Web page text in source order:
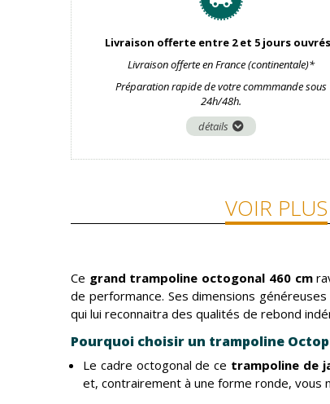
Livraison offerte entre 2 et 5 jours
Livraison offerte en France (continentale)*
Préparation rapide de votre commmande sous
24h/48h.
détails
VOIR PLUS
Ce grand trampoline octogonal 460 cm
de performance. Ses dimensions
qui lui reconnaitra des qualités de rebond
Pourquoi choisir un trampoline
Le cadre octogonal de ce trampoline de
et, contrairement à une forme ronde, vous